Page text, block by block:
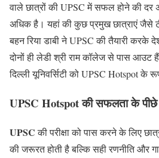
वाले छात्रों की UPSC में सफल होने की दर
अधिक है। यहां की कुछ प्रमुख छात्राएं जैसे
बहन रिया डाबी ने UPSC की तैयारी करके
दोनों ही लेडी श्री राम कॉलेज से पास
दिल्ली यूनिवर्सिटी को UPSC Hotspot के
UPSC Hotspot की सफलता के पीछे
UPSCकी परीक्षा को पास करने के लिए
की जरूरत होती है बल्कि सही रणनीति और